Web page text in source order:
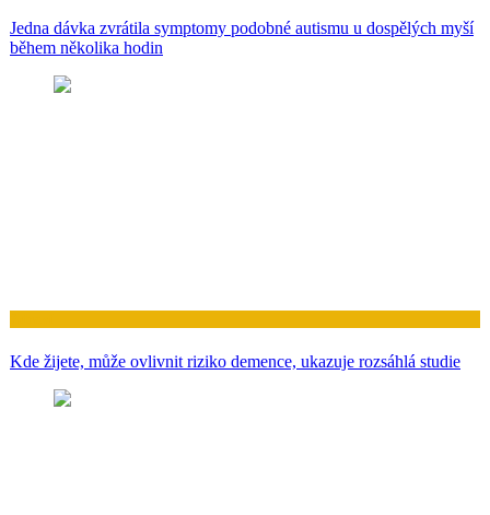
Jedna dávka zvrátila symptomy podobné autismu u dospělých myší
během několika hodin
Kde žijete, může ovlivnit riziko demence, ukazuje rozsáhlá studie